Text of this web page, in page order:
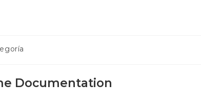
Documentation